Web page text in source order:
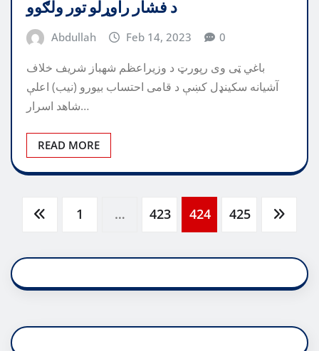
د فشار راوړلو تور ولګوو
Abdullah Feb 14, 2023 0
باغي ټی وی رپورټ د وزیراعظم شهباز شریف خلاف
آشیانه سکینډل کښې د قامی احتساب بیورو (نیب) اعلې
شاهد اسرار…
READ MORE
Posts
pagination
1 … 423 424 425